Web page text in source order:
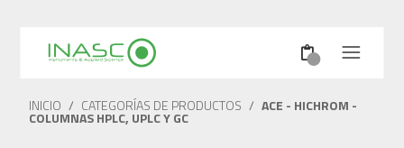
INICIO / CATEGORÍAS DE PRODUCTOS / ACE - HICHROM -
COLUMNAS HPLC, UPLC Y GC